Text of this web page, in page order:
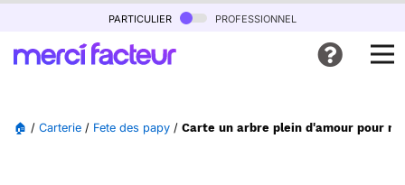
particulier professionnel
🏠 / Carterie / Fete des papy / Carte un arbre plein d'amour pour